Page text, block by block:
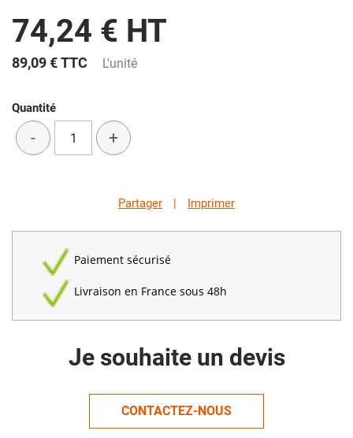
74,24 € HT
89,09 €TTC L'unité
Quantité
- +
Partager | Imprimer
Paiement sécurisé
Livraison en France sous 48h
Je souhaite un devis
CONTACTEZ-NOUS